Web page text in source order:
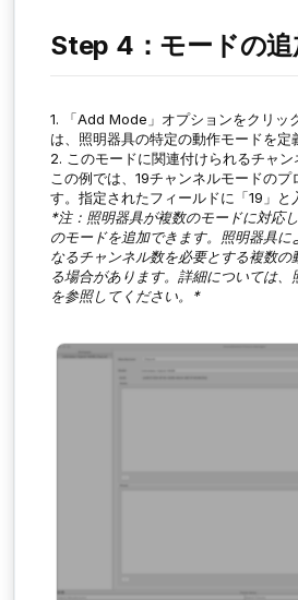
Step 4：モードの追
1. 「Add Mode 」オプションをクリッ
は、照明器具の特定の動作モードを定
2. このモードに関連付けられるチャン
この例では、19チャンネルモードのプ
す。指定されたフィールドに「19」と
*注：照明器具が複数のモードに対応
のモードを追加できます。照明器具に
なるチャンネル数を必要とする複数の
る場合があります。詳細については
を参照してください。*